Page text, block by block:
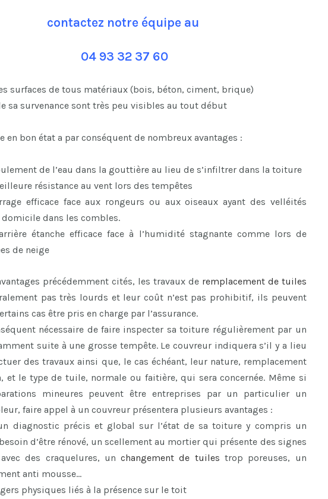
contactez notre équipe au
04 93 32 37 60
surfaces de tous matériaux (bois, béton, ciment, brique)
sa survenance sont très peu visibles au tout début
en bon état a par conséquent de nombreux avantages :
de l’eau dans la gouttière au lieu de s’infiltrer dans la toiture
résistance au vent lors des tempêtes
efficace face aux rongeurs ou aux oiseaux ayant des velléités
domicile dans les combles.
étanche efficace face à l’humidité stagnante comme lors de
de neige
précédemment cités, les travaux de remplacement de tuiles
pas très lourds et leur coût n’est pas prohibitif, ils peuvent
cas être pris en charge par l’assurance.
nécessaire de faire inspecter sa toiture régulièrement par un
suite à une grosse tempête. Le couvreur indiquera s’il y a lieu
des travaux ainsi que, le cas échéant, leur nature, remplacement
et le type de tuile, normale ou faitière, qui sera concernée. Même si
mineures peuvent être entreprises par un particulier un
faire appel à un couvreur présentera plusieurs avantages :
diagnostic précis et global sur l’état de sa toiture y compris un
d’être rénové, un scellement au mortier qui présente des signes
des craquelures, un changement de tuiles trop poreuses, un
anti mousse…
physiques liés à la présence sur le toit